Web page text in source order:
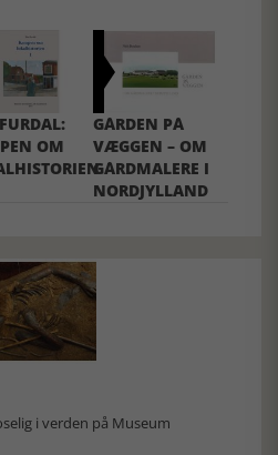
OM
GÅRDEN PÅ
VÆGGEN – OM
GÅRDMALERE I
NORDJYLLAND
i verden på Museum